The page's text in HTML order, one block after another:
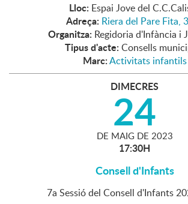
Lloc: Espai Jove del
Adreça: Riera del Pare Fita,
Organitza: Regidoria d'Infància i
Tipus d'acte: Consells
Marc:Activitats infantils
DIMECRES
24
DE MAIG DE 2023
17:30H
Consell d'Infants
7a Sessió del Consell d'Infants